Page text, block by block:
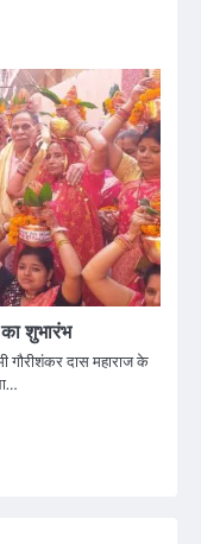
शुभारंभ
गौरीशंकर दास महाराज के